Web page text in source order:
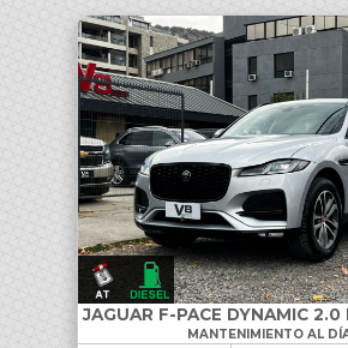
JAGUAR F-PACE DYNAMIC 2.0
MANTENIMIENTO AL